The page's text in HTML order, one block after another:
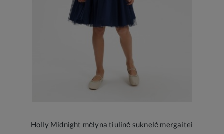
Holly Midnight mėlyna tiulinė suknelė mergaitei